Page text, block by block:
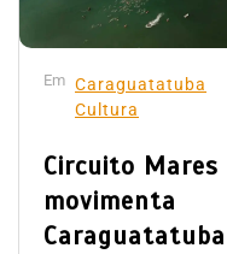
Em Caraguatatuba
Cultura
Circuito Mares
movimenta
Caraguatatuba